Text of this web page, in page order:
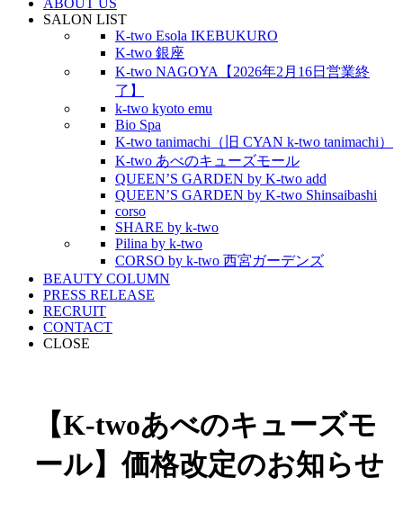
SALON LIST
K-two Esola IKEBUKURO
K-two 銀座
K-two NAGOYA【2026年2月16日営業終
了】
k-two kyoto emu
Bio Spa
K-two tanimachi（旧 CYAN k-two tanimachi）
K-two あべのキューズモール
QUEEN’S GARDEN by K-two add
QUEEN’S GARDEN by K-two Shinsaibashi
corso
SHARE by k-two
Pilina by k-two
CORSO by k-two 西宮ガーデンズ
BEAUTY COLUMN
PRESS RELEASE
RECRUIT
CONTACT
CLOSE
【K-twoあべのキューズモ
ール】価格改定のお知らせ